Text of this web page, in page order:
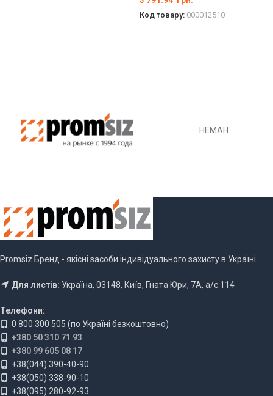
Код товару: 000012510
НЕМАН
Promsiz Бренд - якісні засоби індивідуального захисту в Україні.
Для листів: Україна, 03148, Київ, Гната Юри, 7А, а/с 114
Телефони:
0 800 300 505 (по Україні безкоштовно)
+380 50 310 71 93
+380 99 605 08 17
+38(044) 390-40-90
+38(050) 338-90-10
+38(095) 280-92-93